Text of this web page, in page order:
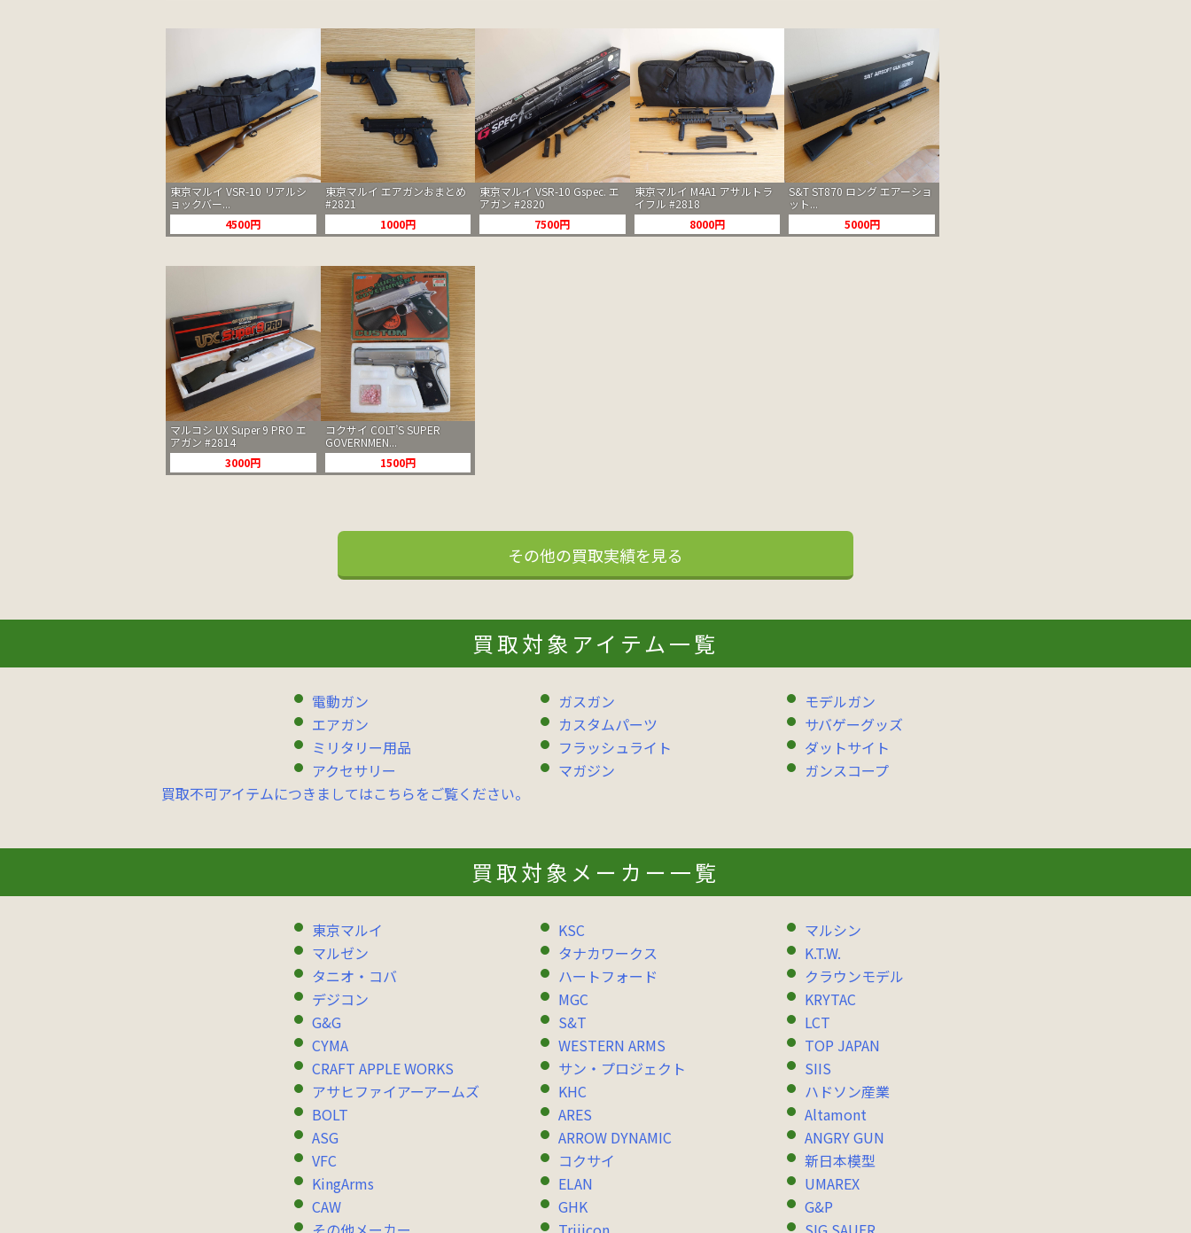
東京マルイ VSR-10 リアルシ
ョックバー...
4500円
東京マルイ エアガンおまとめ
#2821
1000円
東京マルイ VSR-10 Gspec. エ
アガン #2820
7500円
東京マルイ M4A1 アサルトラ
イフル #2818
8000円
S&T ST870 ロング エアーショ
ット...
5000円
マルコシ UX Super 9 PRO エ
アガン #2814
3000円
コクサイ COLT’S SUPER
GOVERNMEN...
1500円
その他の買取実績を見る
買取対象アイテム一覧
電動ガン ガスガン
モデルガン
エアガン
カスタムパーツ
サバゲーグッズ
ミリタリー用品
フラッシュライト
ダットサイト
アクセサリー
マガジン
ガンスコープ
買取不可アイテムにつきましてはこちらをご覧ください。
買取対象メーカー一覧
東京マルイ KSC
マルシン
マルゼン
タナカワークス
K.T.W.
タニオ・コバ
ハートフォード
クラウンモデル
デジコン
MGC
KRYTAC
G&G
S&T
LCT
CYMA
WESTERN ARMS
TOP JAPAN
CRAFT APPLE WORKS
サン・プロジェクト
SIIS
アサヒファイアーアームズ
KHC
ハドソン産業
BOLT
ARES
Altamont
ASG
ARROW DYNAMIC
ANGRY GUN
VFC
コクサイ
新日本模型
KingArms
ELAN
UMAREX
CAW
GHK
G&P